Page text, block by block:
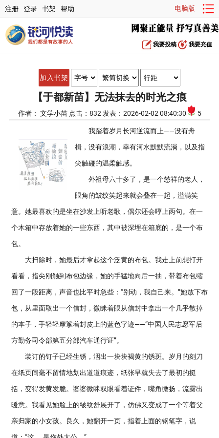
注册 登录 书架 帮助 电脑版
我要投稿 我要充值
加入书架
【于都新苗】无法抹去的时光之痕
作者： 文学小苗 点击：832 发表：2026-02-02 08:40:30 5
我踏着岁月长河逆流而上——没有舟
楫，没有浪潮，幸有河水默默流淌，以及指
尖触碰的温柔触感。
外祖母六十多了，是一个慈祥的老人，
眼角的皱纹笑起来就会叠在一起，溢满笑
意。她最喜欢的是坐在沙发上听老歌，偶尔还会哼上两句。在一
个木箱中存放着她的一些东西，其中被深埋在箱底的，是一个布
包。
大扫除时，她最后才拿起这个泛黄的布包。我走上前想打开
看看，指尖刚触到布包边缘，她的手猛地向后一抽，带着布包缩
回了一段距离，声音也比平时急些：“别动，我自己来。”她放下布
包，从里面取出一个信封，微眯着眼从信封中拿出一个几乎散掉
的本子，手轻轻摩挲着封皮上的蓝色字迹——“中国人民志愿军后
方勤务司令部第五分部汽车通行证”。
装订的钉子已经生锈，洇出一块块褐黄的锈斑。岁月的刻刀
在纸页间毫不留情地划出道道痕迹，纸张早就失去了最初的挺
括，变得发黄发脆。婆婆微眯双眼看着证件，嘴角微扬，流露出
暖意。我看见她脸上的皱纹舒展开了，仿佛又变成了一个等着父
亲归家的小女孩。良久，她翻开一页，指着上面的钢笔字，说